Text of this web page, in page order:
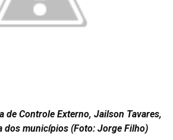
de Controle Externo, Jailson Tavares,
dos municípios (Foto: Jorge Filho)